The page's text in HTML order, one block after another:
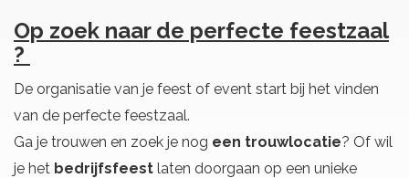
Op zoek naar de perfecte feestzaal
?
De organisatie van je feest of event start bij het vinden
van de perfecte feestzaal.
Ga je trouwen en zoek je nog een trouwlocatie? Of wil
je het bedrijfsfeest laten doorgaan op een unieke